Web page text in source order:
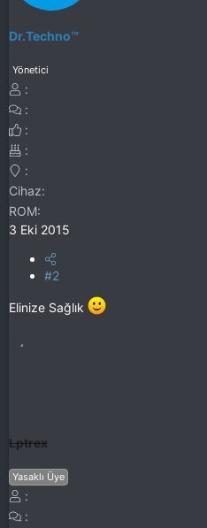
Dr.Techno™
Yönetici
Cihaz
ROM
3 Eki 2015
#2
Elinize Sağlık
Lptrex
Yasaklı Üye